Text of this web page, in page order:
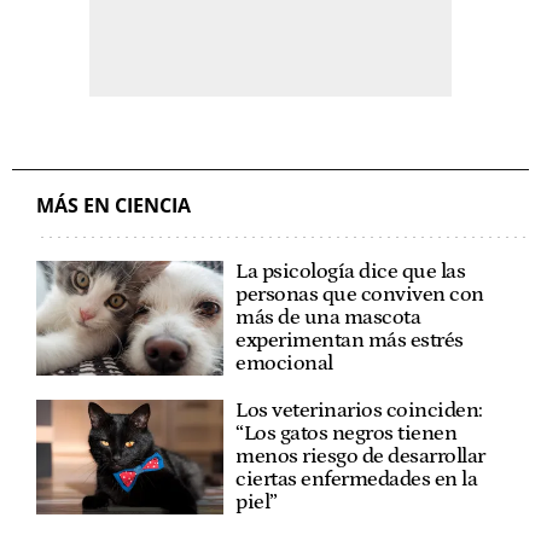
MÁS EN CIENCIA
La psicología dice que las
personas que conviven con
más de una mascota
experimentan más estrés
emocional
Los veterinarios coinciden:
“Los gatos negros tienen
menos riesgo de desarrollar
ciertas enfermedades en la
piel”